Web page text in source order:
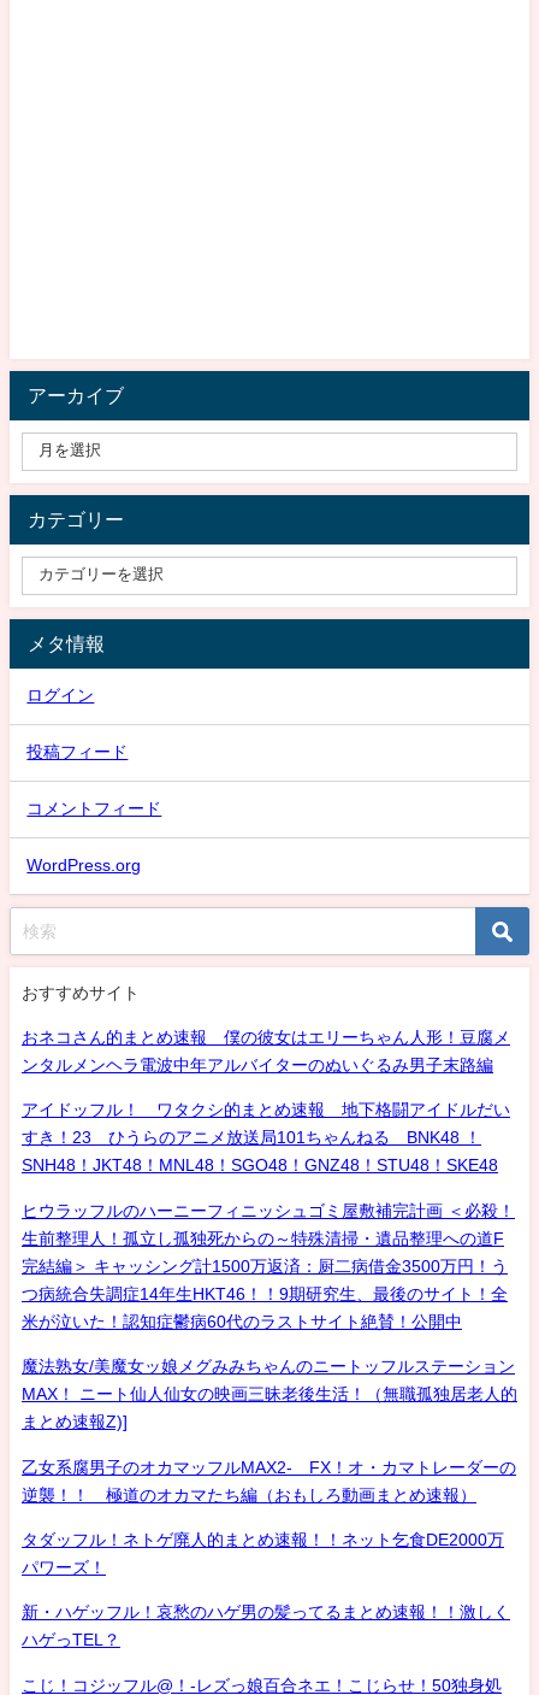
アーカイブ
カテゴリー
メタ情報
ログイン
投稿フィード
コメントフィード
WordPress.org
おすすめサイト
おネコさん的まとめ速報 僕の彼女はエリーちゃん人形！豆腐メ
ンタルメンヘラ電波中年アルバイターのぬいぐるみ男子末路編
アイドッフル！ ワタクシ的まとめ速報 地下格闘アイドルだい
すき！23 ひうらのアニメ放送局101ちゃんねる BNK48 ！
SNH48！JKT48！MNL48！SGO48！GNZ48！STU48！SKE48
ヒウラッフルのハーニーフィニッシュゴミ屋敷補完計画 ＜必殺！
生前整理人！孤立し孤独死からの～特殊清掃・遺品整理への道F
完結編＞ キャッシング計1500万返済：厨二病借金3500万円！う
つ病統合失調症14年生HKT46！！9期研究生、最後のサイト！全
米が泣いた！認知症鬱病60代のラストサイト絶賛！公開中
魔法熟女/美魔女ッ娘メグみみちゃんのニートッフルステーション
MAX！ ニート仙人仙女の映画三昧老後生活！（無職孤独居老人的
まとめ速報Z)]
乙女系腐男子のオカマッフルMAX2- FX！オ・カマトレーダーの
逆襲！！ 極道のオカマたち編（おもしろ動画まとめ速報）
タダッフル！ネトゲ廃人的まとめ速報！！ネット乞食DE2000万
パワーズ！
新・ハゲッフル！哀愁のハゲ男の髪ってるまとめ速報！！激しく
ハゲっTEL？
こじ！コジッフル@！-レズっ娘百合ネエ！こじらせ！50独身処